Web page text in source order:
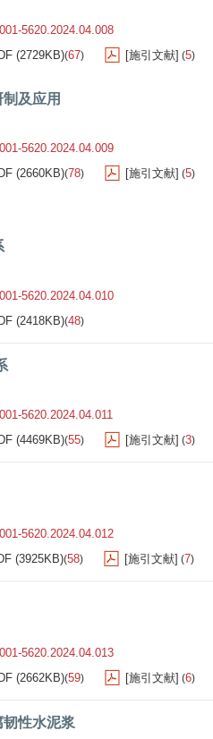
5620.2024.04.008
(2729KB)(67) [施引文献] (5)
及应用
5620.2024.04.009
(2660KB)(78) [施引文献] (5)
5620.2024.04.010
(2418KB)(48)
5620.2024.04.011
(4469KB)(55) [施引文献] (3)
5620.2024.04.012
(3925KB)(58) [施引文献] (7)
5620.2024.04.013
(2662KB)(59) [施引文献] (6)
性水泥浆